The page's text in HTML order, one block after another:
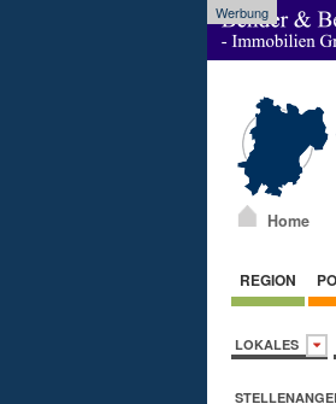
Werbung
Home
REGION
LOKALES